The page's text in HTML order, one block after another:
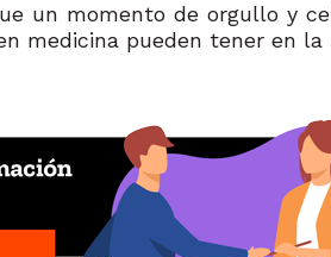
un momento de orgullo y
medicina pueden tener en la